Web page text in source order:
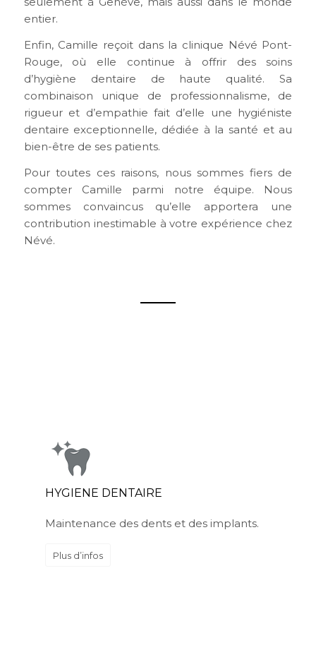
entier.
Enfin, Camille reçoit dans la clinique Névé Pont-
Rouge, où elle continue à offrir des soins
d’hygiène dentaire de haute qualité. Sa
combinaison unique de professionnalisme, de
rigueur et d’empathie fait d’elle une hygiéniste
dentaire exceptionnelle, dédiée à la santé et au
bien-être de ses patients.
Pour toutes ces raisons, nous sommes fiers de
compter Camille parmi notre équipe. Nous
sommes convaincus qu’elle apportera une
contribution inestimable à votre expérience chez
Névé.
HYGIENE DENTAIRE
Maintenance des dents et des implants.
Plus d’infos